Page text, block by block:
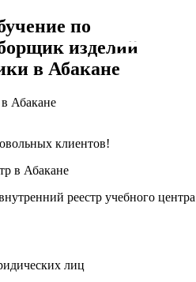
по
изделий
в Абакане
Абакане
клиентов!
в Абакане
реестр учебного центра
лиц